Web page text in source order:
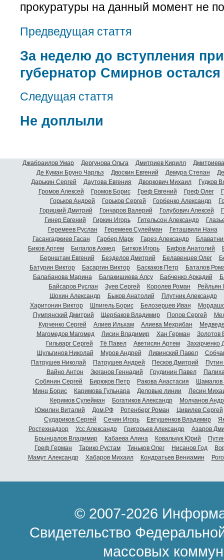
прокуратуры на данный момент не
Предведущая стаття
За неделю до вступления
губернатор Смирнов остался
Следущая стаття
Не доплыли
Джабраилов Умар Дергунова Ольга Дмитриев Кирилл
Де Куман Бруно Чарльз
Двоскин Евгений Демура Степан
Дарькин Сергей
Даутова Евгения Дворкович Михаил
Гудков
Громов Алексей
Громов Борис Греф Евгений Греф Олег
Горьков Андрей
Горьков Сергей Горбенко Александр
Горицкий Дмитрий
Гончаров Валерий Голубович Алексей
Гинер Евгений
Гиркин Игорь Гительсон Александр
Геремеев Руслан
Геремеев Сулейман
Геташвили Нана
Гасангаджиев Гасан
Гарбер Марк Гарез Александр
Биков Артем
Билалов Ахмед Битков Игорь Бифов Анатолий
Бернштам Евгений
Безделов Дмитрий Белавенцев Олег
Батурин Виктор
Басаргин Виктор Баскаков Петр
Баталов
Балабанова Марина
Балакишиева Алсу Бабченко Аркадий
Байсаров Руслан
Зуев Сергей Королев Роман
Шохин Александр
Быков Анатолий Плутник Александр
Харитонин Виктор
Шпигель Борис Белозерцев Иван
Пумпянский Дмитрий
Щербаков Владимир Попов Сергей
Курченко Сергей
Алиев Ильхам Алиева Мехрибан
Магомедов Магомед
Лисин Владимир Хан Герман
Золотов
Гильварг Сергей
Тё Павел Аветисян Артем
Захарченко
Шульгинов Николай
Муров Андрей Ливинский Павел
Патрушев Николай
Патрушев Андрей Песков Дмитрий
Вайно Антон
Зюганов Геннадий Грудинин Павел
Собянин Сергей
Бирюков Петр Ракова Анастасия
Шамалов
Минц Борис
Каримова Гульнара Деловые линии
Лесин
Керимов Сулейман
Богатиков Александр
Молчанов
Южилин Виталий
Дом.РФ Ротенберг Роман
Цивилев Сергей
Судариков Сергей
Сечин Игорь Евтушенков Владимир
Ростехнадзор
Усс Александр Григорьев Александр
Азаров
Брынцалов Владимир
Кабаева Алина Ковальчук Юрий
Греф Герман
Тарико Рустам Тиньков Олег Нисанов Год
Мамут Александр
Хабаров Михаил Кондратьев Вениамин
© 2007-2026
Свидетельство
массовых